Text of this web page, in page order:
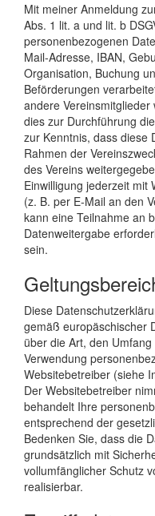
Mit meiner Anmeldung
Abs. 1 lit. a und lit. b
personenbezogenen
Mail-Adresse, IBAN,
Organisation, Buchung
Beförderungen
andere
dies zur Durchführung
zur Kenntnis, dass diese
Rahmen der
des Vereins
Einwilligung jederzeit mit
(z. B. per E-Mail an den
kann eine Teilnahme an
Datenweitergabe
sein.
Diese
gemäß europäschischer
über die Art, den
Verwendung
Websitebetreiber (siehe
Der Websitebetreiber
behandelt Ihre
entsprechend der
Bedenken Sie, dass die
grundsätzlich mit
vollumfänglicher Schutz
realisierbar.